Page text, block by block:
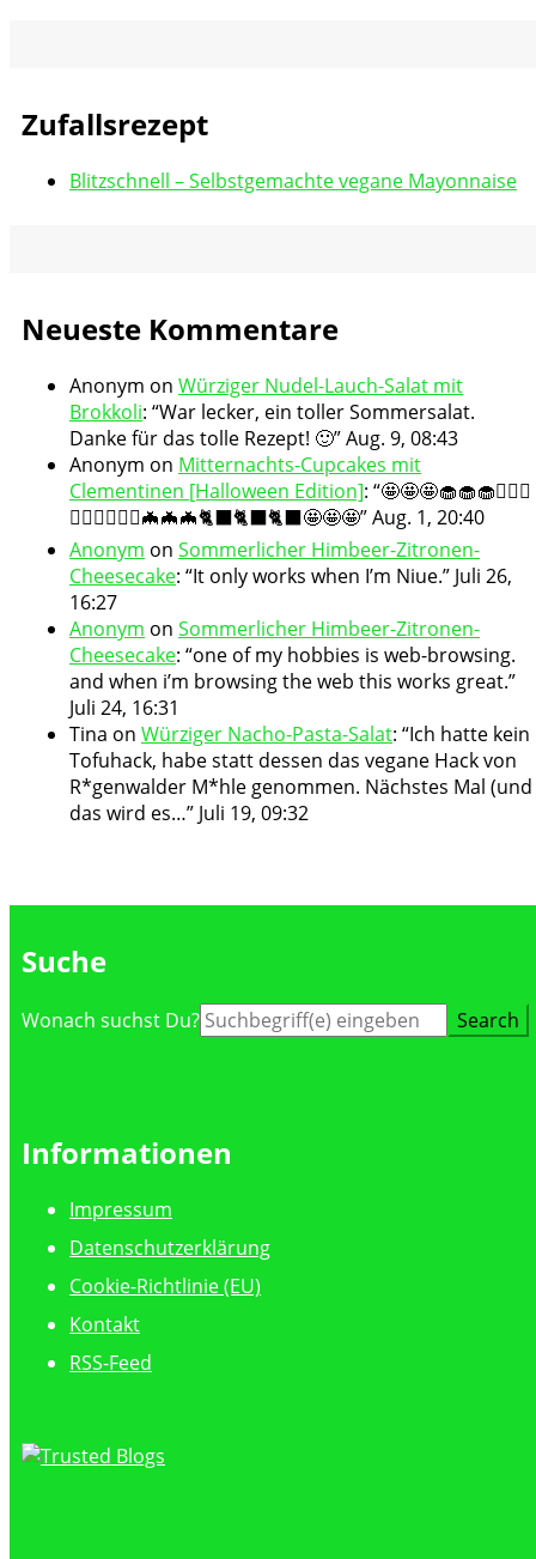
Zufallsrezept
Blitzschnell – Selbstgemachte vegane Mayonnaise
Neueste Kommentare
Anonym on Würziger Nudel-Lauch-Salat mit
Brokkoli: “War lecker, ein toller Sommersalat.
Danke für das tolle Rezept! 🙂”Aug. 9, 08:43
Anonym on Mitternachts-Cupcakes mit
Clementinen [Halloween Edition]: “🤩🤩🤩🧁🧁🧁🧛🏻‍♀️
🧛🏻‍♀️🧛🏻‍♀️🦇🦇🦇🐈‍⬛🐈‍⬛🐈‍⬛🤩🤩🤩”Aug. 1, 20:40
Anonym on Sommerlicher Himbeer-Zitronen-
Cheesecake: “It only works when I’m Niue.” Juli 26,
16:27
Anonym on Sommerlicher Himbeer-Zitronen-
Cheesecake: “one of my hobbies is web-browsing.
and when i’m browsing the web this works great.”
Juli 24, 16:31
Tina on Würziger Nacho-Pasta-Salat: “Ich hatte kein
Tofuhack, habe statt dessen das vegane Hack von
R*genwalder M*hle genommen. Nächstes Mal (und
das wird es…” Juli 19, 09:32
Suche
Suche
Wonach suchst Du?
Informationen
Impressum
Datenschutzerklärung
Cookie-Richtlinie (EU)
Kontakt
RSS-Feed